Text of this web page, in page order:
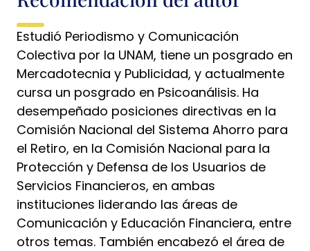
Estudió Periodismo y Comunicación
Colectiva por la UNAM, tiene un posgrado en
Mercadotecnia y Publicidad, y actualmente
cursa un posgrado en Psicoanálisis. Ha
desempeñado posiciones directivas en la
Comisión Nacional del Sistema Ahorro para
el Retiro, en la Comisión Nacional para la
Protección y Defensa de los Usuarios de
Servicios Financieros, en ambas
instituciones liderando las áreas de
Comunicación y Educación Financiera, entre
otros temas. También encabezó el área de